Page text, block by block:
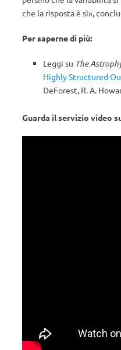
che la risposta è sì»,
Per saperne di più:
Leggi su The
Highly Structured
DeForest, R. A.
Guarda il servizio video